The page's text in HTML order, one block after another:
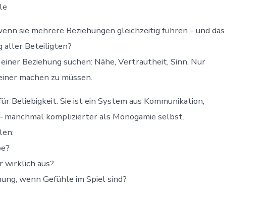
sie mehrere Beziehungen gleichzeitig führen – und das
aller Beteiligten?
Beziehung suchen: Nähe, Vertrautheit, Sinn. Nur
machen zu müssen.
Beliebigkeit. Sie ist ein System aus Kommunikation,
komplizierter als Monogamie selbst.
aus?
wenn Gefühle im Spiel sind?